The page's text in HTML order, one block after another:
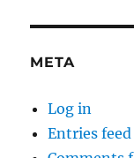
META
Log in
Entries feed